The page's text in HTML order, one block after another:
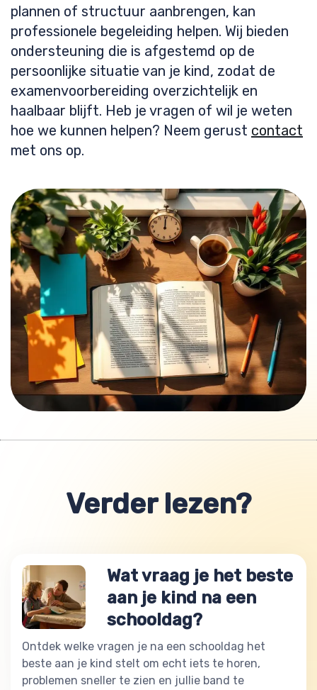
plannen of structuur aanbrengen, kan
professionele begeleiding helpen. Wij bieden
ondersteuning die is afgestemd op de
persoonlijke situatie van je kind, zodat de
examenvoorbereiding overzichtelijk en
haalbaar blijft. Heb je vragen of wil je weten
hoe we kunnen helpen? Neem gerust contact
met ons op.
Verder lezen?
Wat vraag je het beste
aan je kind na een
schooldag?
Ontdek welke vragen je na een schooldag het
beste aan je kind stelt om echt iets te horen,
problemen sneller te zien en jullie band te